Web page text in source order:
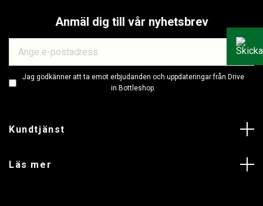
Anmäl dig till vår nyhetsbrev
Jag godkänner att ta emot erbjudanden och uppdateringar från Drive
in Bottleshop.
Kundtjänst
Läs mer